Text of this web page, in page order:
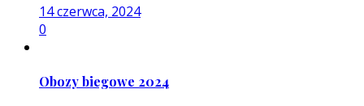
14 czerwca, 2024
0
Obozy biegowe 2024